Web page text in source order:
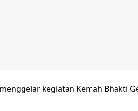
kegiatan Kemah Bhakti